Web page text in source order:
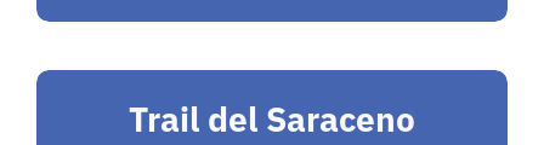
Gallery
Trail del Saraceno